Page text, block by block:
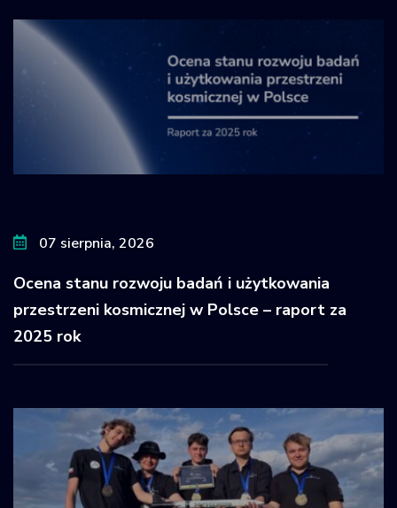
07 sierpnia, 2026
Ocena stanu rozwoju badań i użytkowania
przestrzeni kosmicznej w Polsce – raport za
2025 rok